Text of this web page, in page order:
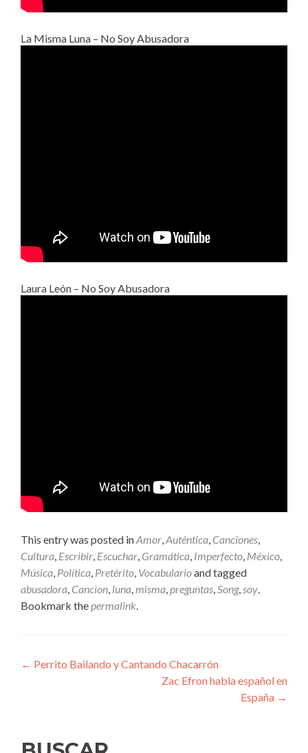
La Misma Luna – No Soy Abusadora
Laura León – No Soy Abusadora
This entry was posted inAmor,Auténtica, Canciones,
Cultura, Escribir, Escuchar, Gramática, Imperfecto, México,
Música, Política, Pretérito, Vocabularioand tagged
abusadora, Cancion, luna,misma,preguntas,Song,soy.
Bookmark thepermalink.
Post
← Perrito Bailando y Cantando Chacarrón
Zac Efron habla español en
España →